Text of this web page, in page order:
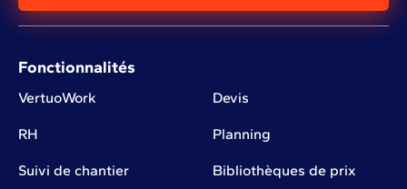
Fonctionnalités
VertuoWork Devis
RH Planning
Suivi de chantier Bibliothèques de prix